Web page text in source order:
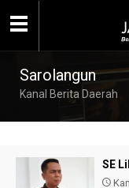
Sarolangun
Kanal Berita Daerah
SE